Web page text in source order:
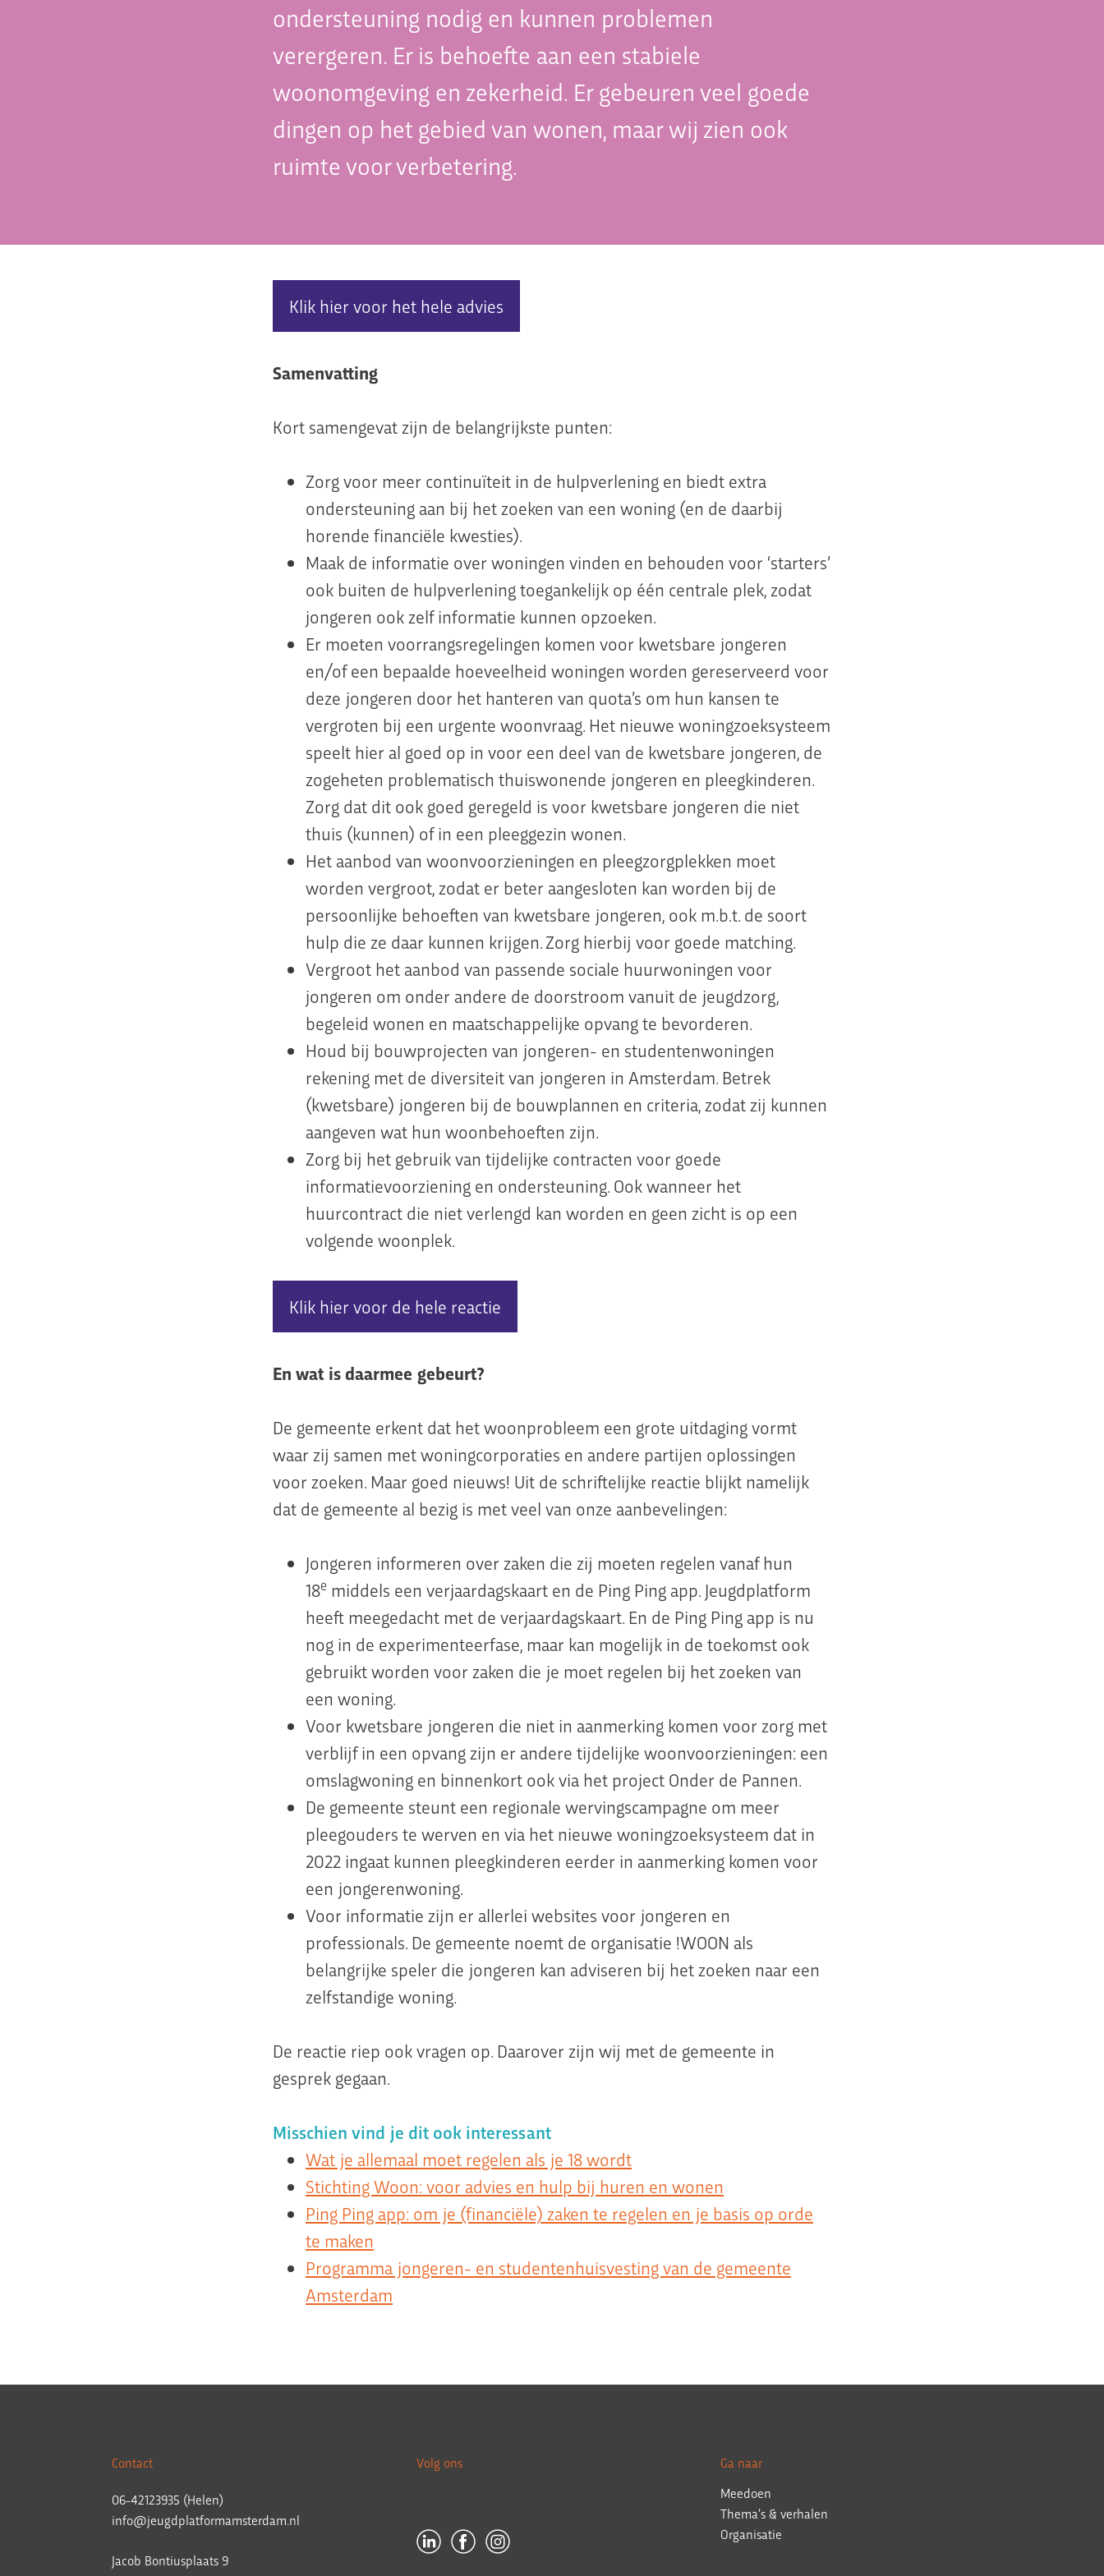
ondersteuning nodig en kunnen problemen
verergeren. Er is behoefte aan een stabiele
woonomgeving en zekerheid. Er gebeuren veel goede
dingen op het gebied van wonen, maar wij zien ook
ruimte voor verbetering.
Klik hier voor het hele advies
Samenvatting
Kort samengevat zijn de belangrijkste punten:
Zorg voor meer continuïteit in de hulpverlening en biedt extra
ondersteuning aan bij het zoeken van een woning (en de daarbij
horende financiële kwesties).
Maak de informatie over woningen vinden en behouden voor ‘starters’
ook buiten de hulpverlening toegankelijk op één centrale plek, zodat
jongeren ook zelf informatie kunnen opzoeken.
Er moeten voorrangsregelingen komen voor kwetsbare jongeren
en/of een bepaalde hoeveelheid woningen worden gereserveerd voor
deze jongeren door het hanteren van quota’s om hun kansen te
vergroten bij een urgente woonvraag. Het nieuwe woningzoeksysteem
speelt hier al goed op in voor een deel van de kwetsbare jongeren, de
zogeheten problematisch thuiswonende jongeren en pleegkinderen.
Zorg dat dit ook goed geregeld is voor kwetsbare jongeren die niet
thuis (kunnen) of in een pleeggezin wonen.
Het aanbod van woonvoorzieningen en pleegzorgplekken moet
worden vergroot, zodat er beter aangesloten kan worden bij de
persoonlijke behoeften van kwetsbare jongeren, ook m.b.t. de soort
hulp die ze daar kunnen krijgen. Zorg hierbij voor goede matching.
Vergroot het aanbod van passende sociale huurwoningen voor
jongeren om onder andere de doorstroom vanuit de jeugdzorg,
begeleid wonen en maatschappelijke opvang te bevorderen.
Houd bij bouwprojecten van jongeren- en studentenwoningen
rekening met de diversiteit van jongeren in Amsterdam. Betrek
(kwetsbare) jongeren bij de bouwplannen en criteria, zodat zij kunnen
aangeven wat hun woonbehoeften zijn.
Zorg bij het gebruik van tijdelijke contracten voor goede
informatievoorziening en ondersteuning. Ook wanneer het
huurcontract die niet verlengd kan worden en geen zicht is op een
volgende woonplek.
Klik hier voor de hele reactie
En wat is daarmee gebeurt?
De gemeente erkent dat het woonprobleem een grote uitdaging vormt
waar zij samen met woningcorporaties en andere partijen oplossingen
voor zoeken. Maar goed nieuws! Uit de schriftelijke reactie blijkt namelijk
dat de gemeente al bezig is met veel van onze aanbevelingen:
Jongeren informeren over zaken die zij moeten regelen vanaf hun
18e middels een verjaardagskaart en de Ping Ping app. Jeugdplatform
heeft meegedacht met de verjaardagskaart. En de Ping Ping app is nu
nog in de experimenteerfase, maar kan mogelijk in de toekomst ook
gebruikt worden voor zaken die je moet regelen bij het zoeken van
een woning.
Voor kwetsbare jongeren die niet in aanmerking komen voor zorg met
verblijf in een opvang zijn er andere tijdelijke woonvoorzieningen: een
omslagwoning en binnenkort ook via het project Onder de Pannen.
De gemeente steunt een regionale wervingscampagne om meer
pleegouders te werven en via het nieuwe woningzoeksysteem dat in
2022 ingaat kunnen pleegkinderen eerder in aanmerking komen voor
een jongerenwoning.
Voor informatie zijn er allerlei websites voor jongeren en
professionals. De gemeente noemt de organisatie !WOON als
belangrijke speler die jongeren kan adviseren bij het zoeken naar een
zelfstandige woning.
De reactie riep ook vragen op. Daarover zijn wij met de gemeente in
gesprek gegaan.
Misschien vind je dit ook interessant
Wat je allemaal moet regelen als je 18 wordt
Stichting Woon: voor advies en hulp bij huren en wonen
Ping Ping app: om je (financiële) zaken te regelen en je basis op orde
te maken
Programma jongeren- en studentenhuisvesting van de gemeente
Amsterdam
Contact
06-42123935 (Helen)
info@jeugdplatformamsterdam.nl
Jacob Bontiusplaats 9
Volg ons
Ga naar
Meedoen
Thema’s & verhalen
Organisatie